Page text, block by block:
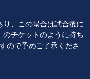
、この場合は試合後に
チケットのように持ち
ので予めご了承くださ